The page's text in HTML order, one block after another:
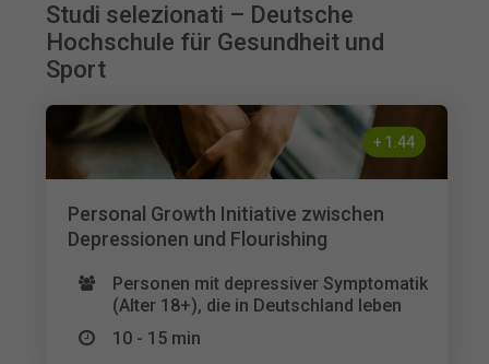
Studi selezionati – Deutsche
Hochschule für Gesundheit und
Sport
+ 1.44
Personal Growth Initiative zwischen
Depressionen und Flourishing
Personen mit depressiver Symptomatik
(Alter 18+), die in Deutschland leben
10 - 15 min